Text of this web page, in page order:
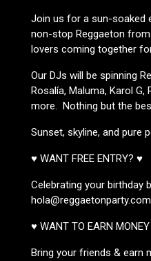
Join us for a sun-soaked
non-stop Reggaeton
lovers coming together
Our DJs will be spinning
Rosalía, Maluma, Karol G,
more. Nothing but the
Sunset, skyline, and pure
♥ WANT FREE ENTRY? ♥
Celebrating your birthday
♥ WANT TO EARN
Bring your friends & earn